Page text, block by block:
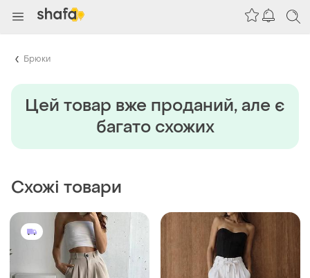
Брюки
Цей товар вже проданий, але є
багато схожих
Схожі товари